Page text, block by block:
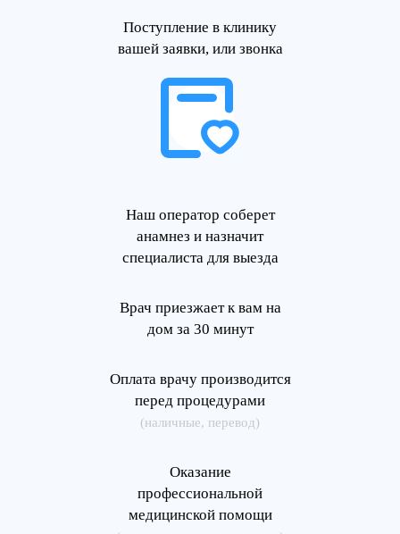
Поступление в клинику
вашей заявки, или звонка
Наш оператор соберет
анамнез и назначит
специалиста для выезда
Врач приезжает к вам на
дом за 30 минут
Оплата врачу производится
перед процедурами
(наличные, перевод)
Оказание
профессиональной
медицинской помощи